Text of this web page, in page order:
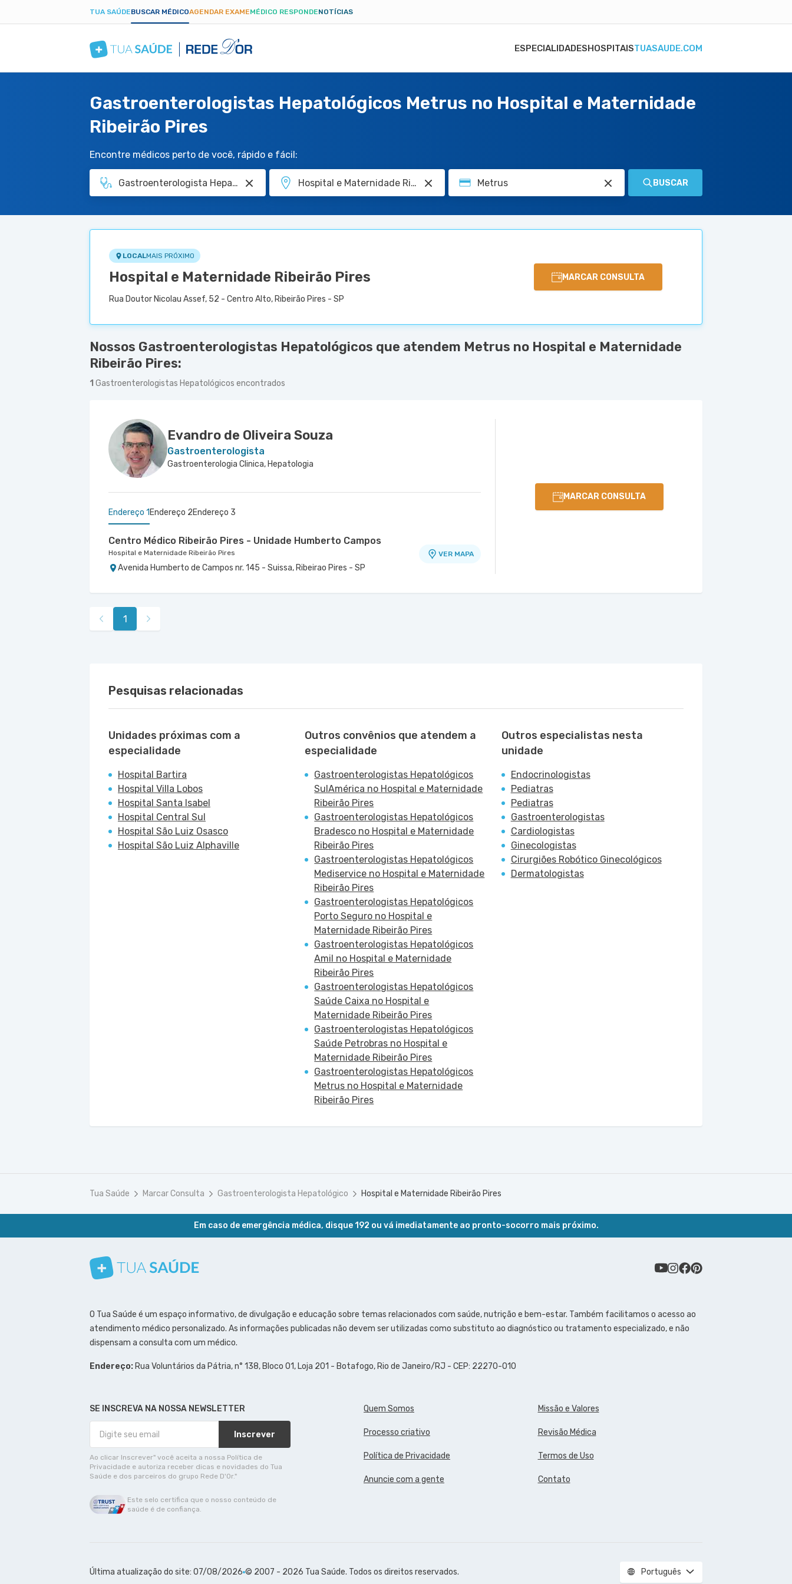
TUA SAÚDEBUSCAR MÉDICOAGENDAR EXAMEMÉDICO RESPONDENOTÍCIAS
ESPECIALIDADESHOSPITAISTUASAUDE.COM
Gastroenterologistas Hepatológicos Metrus no Hospital e Maternidade
Ribeirão Pires
Encontre médicos perto de você, rápido e fácil:
BUSCAR
LOCALMAIS PRÓXIMO
Hospital e Maternidade Ribeirão Pires
Rua Doutor Nicolau Assef, 52 - Centro Alto, Ribeirão Pires - SP
MARCAR CONSULTA
Nossos Gastroenterologistas Hepatológicos que atendem Metrus no Hospital e Maternidade
Ribeirão Pires:
1 Gastroenterologistas Hepatológicos encontrados
Evandro de Oliveira Souza
Gastroenterologista
Gastroenterologia Clinica, Hepatologia
MARCAR CONSULTA
Endereço 1 Endereço 2Endereço 3
Centro Médico Ribeirão Pires - Unidade Humberto Campos
Hospital e Maternidade Ribeirão Pires
Avenida Humberto de Campos nr. 145 - Suissa, Ribeirao Pires - SP
VER MAPA
Hospital Brasil Mauá
Rua Santos Dumont nr. 139 - Vila Bocaina, Maua - SP
VER MAPA
Hospital Brasil Santo André
Rua Porto Alegre nr. 480 - Vila Assuncao, Santo Andre - SP
VER MAPA
1
Pesquisas relacionadas
Unidades próximas com a
especialidade
Hospital Bartira
Hospital Villa Lobos
Hospital Santa Isabel
Hospital Central Sul
Hospital São Luiz Osasco
Hospital São Luiz Alphaville
Outros convênios que atendem a
especialidade
Gastroenterologistas Hepatológicos
SulAmérica no Hospital e Maternidade
Ribeirão Pires
Gastroenterologistas Hepatológicos
Bradesco no Hospital e Maternidade
Ribeirão Pires
Gastroenterologistas Hepatológicos
Mediservice no Hospital e Maternidade
Ribeirão Pires
Gastroenterologistas Hepatológicos
Porto Seguro no Hospital e
Maternidade Ribeirão Pires
Gastroenterologistas Hepatológicos
Amil no Hospital e Maternidade
Ribeirão Pires
Gastroenterologistas Hepatológicos
Saúde Caixa no Hospital e
Maternidade Ribeirão Pires
Gastroenterologistas Hepatológicos
Saúde Petrobras no Hospital e
Maternidade Ribeirão Pires
Gastroenterologistas Hepatológicos
Metrus no Hospital e Maternidade
Ribeirão Pires
Outros especialistas nesta
unidade
Endocrinologistas
Pediatras
Pediatras
Gastroenterologistas
Cardiologistas
Ginecologistas
Cirurgiões Robótico Ginecológicos
Dermatologistas
Tua Saúde Marcar Consulta Gastroenterologista Hepatológico Hospital e Maternidade Ribeirão Pires
Em caso de emergência médica, disque 192 ou vá imediatamente ao pronto-socorro mais próximo.
Conheça nosso canal
Siga a gente no Instagram
Siga a gente no Facebook
Siga a gente no Pinterest
O Tua Saúde é um espaço informativo, de divulgação e educação sobre temas relacionados com saúde, nutrição e bem-estar. Também facilitamos o acesso ao
atendimento médico personalizado. As informações publicadas não devem ser utilizadas como substituto ao diagnóstico ou tratamento especializado, e não
dispensam a consulta com um médico.
Endereço: Rua Voluntários da Pátria, n° 138, Bloco 01, Loja 201 - Botafogo, Rio de Janeiro/RJ - CEP: 22270-010
SE INSCREVA NA NOSSA NEWSLETTER
Inscrever
Ao clicar Inscrever" você aceita a nossa Política de
Privacidade e autoriza receber dicas e novidades do Tua
Saúde e dos parceiros do grupo Rede D'Or."
Quem Somos Missão e Valores
Processo criativo Revisão Médica
Política de Privacidade Termos de Uso
Anuncie com a gente Contato
Este selo certifica que o nosso conteúdo de
saúde é de confiança.
Última atualização do site: 07/08/2026 © 2007 - 2026 Tua Saúde. Todos os direitos reservados. Português